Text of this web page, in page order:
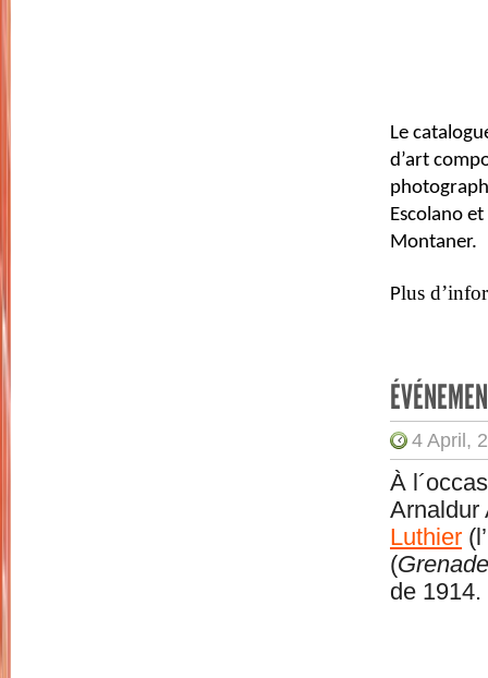
Le
d’art
Escolano
Montaner.
Plus
4 April,
À
Arnaldur
Luthier
(Grenade
de 1914.